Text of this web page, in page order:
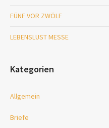
FÜNF VOR ZWÖLF
LEBENSLUST MESSE
Kategorien
Allgemein
Briefe